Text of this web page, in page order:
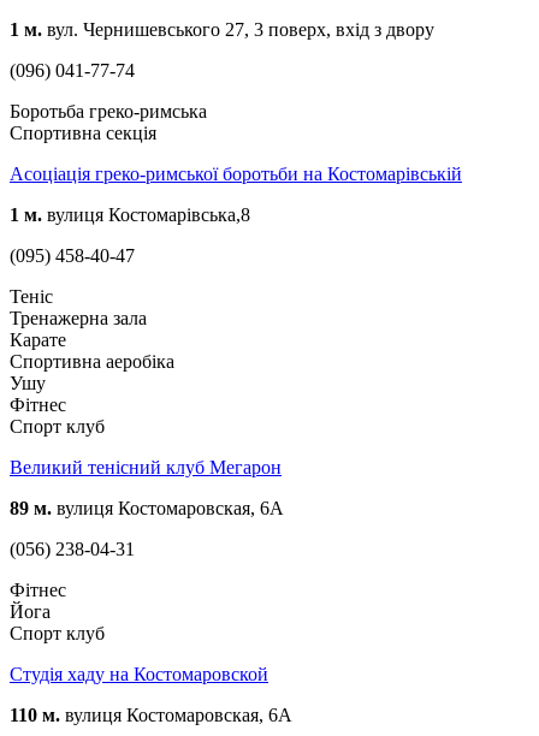
1 м. вул. Чернишевського 27, 3 поверх, вхід з двору
(096) 041-77-74
Боротьба греко-римська
Спортивна секція
Асоціація греко-римської боротьби на Костомарівській
1 м. вулиця Костомарівська,8
(095) 458-40-47
Теніс
Тренажерна зала
Карате
Спортивна аеробіка
Ушу
Фітнес
Спорт клуб
Великий тенісний клуб Мегарон
89 м. вулиця Костомаровская, 6А
(056) 238-04-31
Фітнес
Йога
Спорт клуб
Студія хаду на Костомаровской
110 м. вулиця Костомаровская, 6А